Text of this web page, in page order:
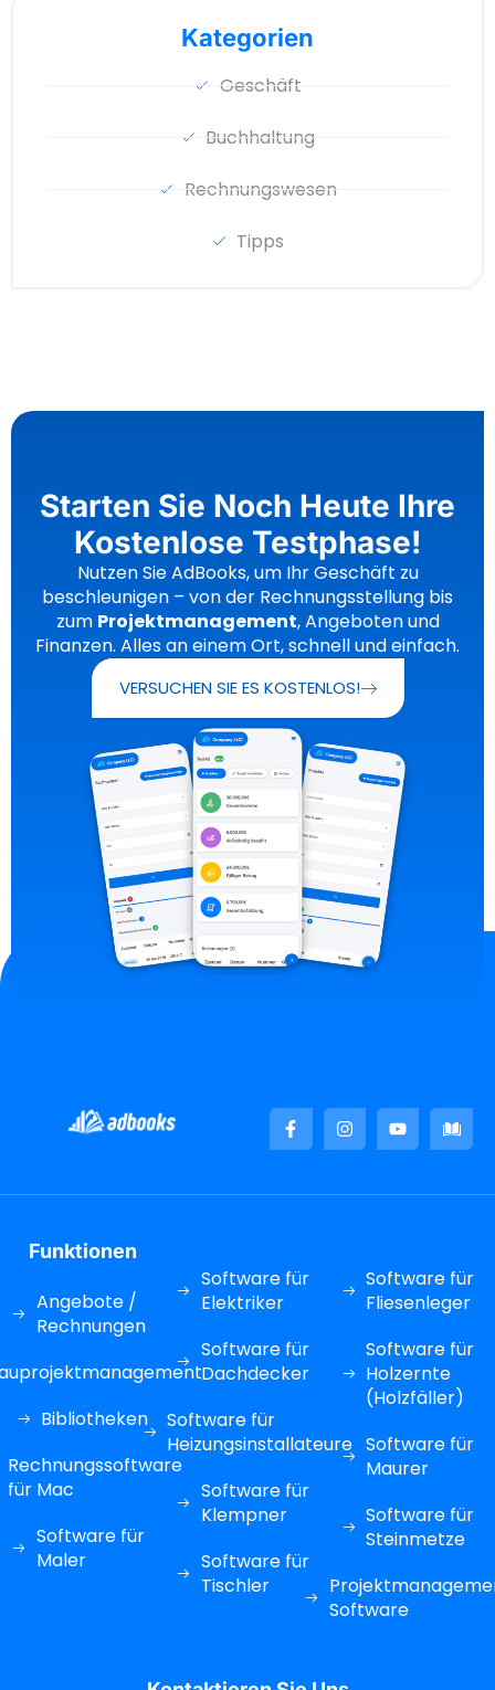
Kategorien
Geschäft
Buchhaltung
Rechnungswesen
Tipps
Starten Sie Noch Heute Ihre
Kostenlose Testphase!
Nutzen Sie AdBooks, um Ihr Geschäft zu
beschleunigen – von der Rechnungsstellung bis
zum Projektmanagement, Angeboten und
Finanzen. Alles an einem Ort, schnell und einfach.
VERSUCHEN SIE ES KOSTENLOS!
Funktionen
Angebote /
Rechnungen
Bibliotheken
Rechnungssoftware
für Mac
Software für
Maler
Software für
Elektriker
Software für
Dachdecker
Software für
Heizungsinstallateure
Software für
Klempner
Software für
Tischler
Software für
Fliesenleger
Software für
Holzernte
(Holzfäller)
Software für
Maurer
Software für
Steinmetze
Software